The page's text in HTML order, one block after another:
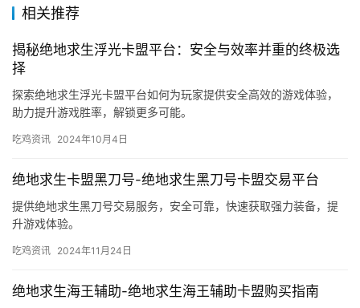
相关推荐
揭秘绝地求生浮光卡盟平台：安全与效率并重的终极选
择
探索绝地求生浮光卡盟平台如何为玩家提供安全高效的游戏体验，
助力提升游戏胜率，解锁更多可能。
吃鸡资讯 2024年10月4日
绝地求生卡盟黑刀号-绝地求生黑刀号卡盟交易平台
提供绝地求生黑刀号交易服务，安全可靠，快速获取强力装备，提
升游戏体验。
吃鸡资讯 2024年11月24日
绝地求生海王辅助-绝地求生海王辅助卡盟购买指南